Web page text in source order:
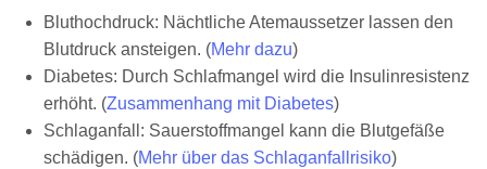
Bluthochdruck: Nächtliche Atemaussetzer lassen den
Blutdruck ansteigen. (Mehr dazu)
Diabetes: Durch Schlafmangel wird die Insulinresistenz
erhöht. (Zusammenhang mit Diabetes)
Schlaganfall: Sauerstoffmangel kann die Blutgefäße
schädigen. (Mehr über das Schlaganfallrisiko)